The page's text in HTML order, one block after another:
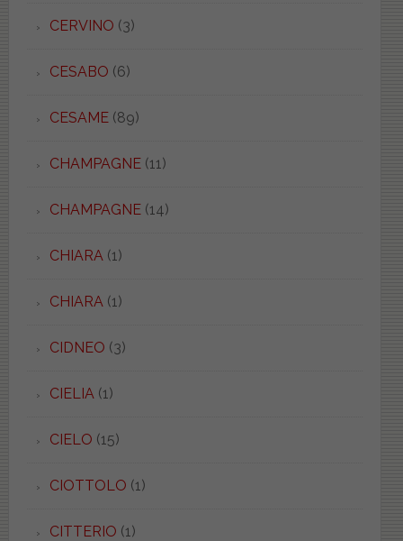
CERVINO (3)
CESABO (6)
CESAME(89)
CHAMPAGNE(11)
CHAMPAGNE(14)
CHIARA (1)
CHIARA (1)
CIDNEO (3)
CIELIA (1)
CIELO (15)
CIOTTOLO (1)
CITTERIO (1)